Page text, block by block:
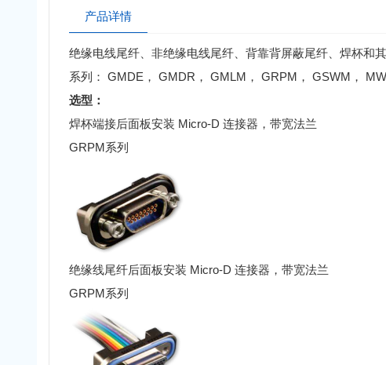
产品详情
绝缘电线尾纤、非绝缘电线尾纤、背靠背屏蔽尾纤、焊杯和
系列： GMDE， GMDR， GMLM， GRPM， GSWM，
选型：
焊杯端接后面板安装 Micro-D 连接器，带宽法兰
GRPM系列
绝缘线尾纤后面板安装 Micro-D 连接器，带宽法兰
GRPM系列